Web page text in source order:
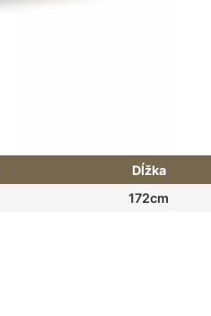
Stačí sa dostaviť v showroome
Dĺžka
172cm